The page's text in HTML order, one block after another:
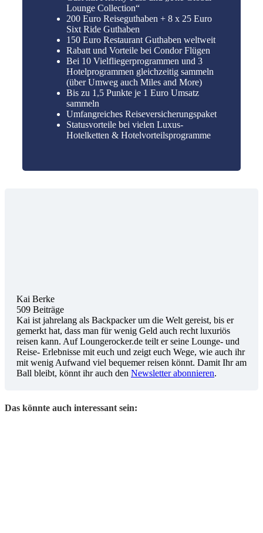
Lounge Collection“
200 Euro Reiseguthaben + 8 x 25 Euro
Sixt Ride Guthaben
150 Euro Restaurant Guthaben weltweit
Rabatt und Vorteile bei Condor Flügen
Bei 10 Vielfliegerprogrammen und 3
Hotelprogrammen gleichzeitig sammeln
(über Umweg auch Miles and More)
Bis zu 1,5 Punkte je 1 Euro Umsatz
sammeln
Umfangreiches Reiseversicherungspaket
Statusvorteile bei vielen Luxus-
Hotelketten & Hotelvorteilsprogramme
Kai Berke
509 Beiträge
Kai ist jahrelang als Backpacker um die Welt gereist, bis er
gemerkt hat, dass man für wenig Geld auch recht luxuriös
reisen kann. Auf Loungerocker.de teilt er seine Lounge- und
Reise- Erlebnisse mit euch und zeigt euch Wege, wie auch ihr
mit wenig Aufwand viel bequemer reisen könnt. Damit Ihr am
Ball bleibt, könnt ihr auch den Newsletter abonnieren.
Das könnte auch interessant sein: